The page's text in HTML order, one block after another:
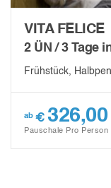
VITA FELICE
2 ÜN / 3 Tage
Frühstück,
ab € 326,00
Pauschale Pro Person